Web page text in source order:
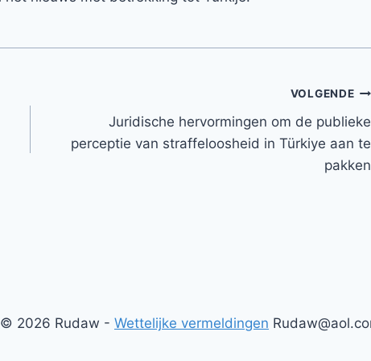
VOLGENDE
Juridische hervormingen om de publieke
perceptie van straffeloosheid in Türkiye aan te
pakken
© 2026 Rudaw - Wettelijke vermeldingen